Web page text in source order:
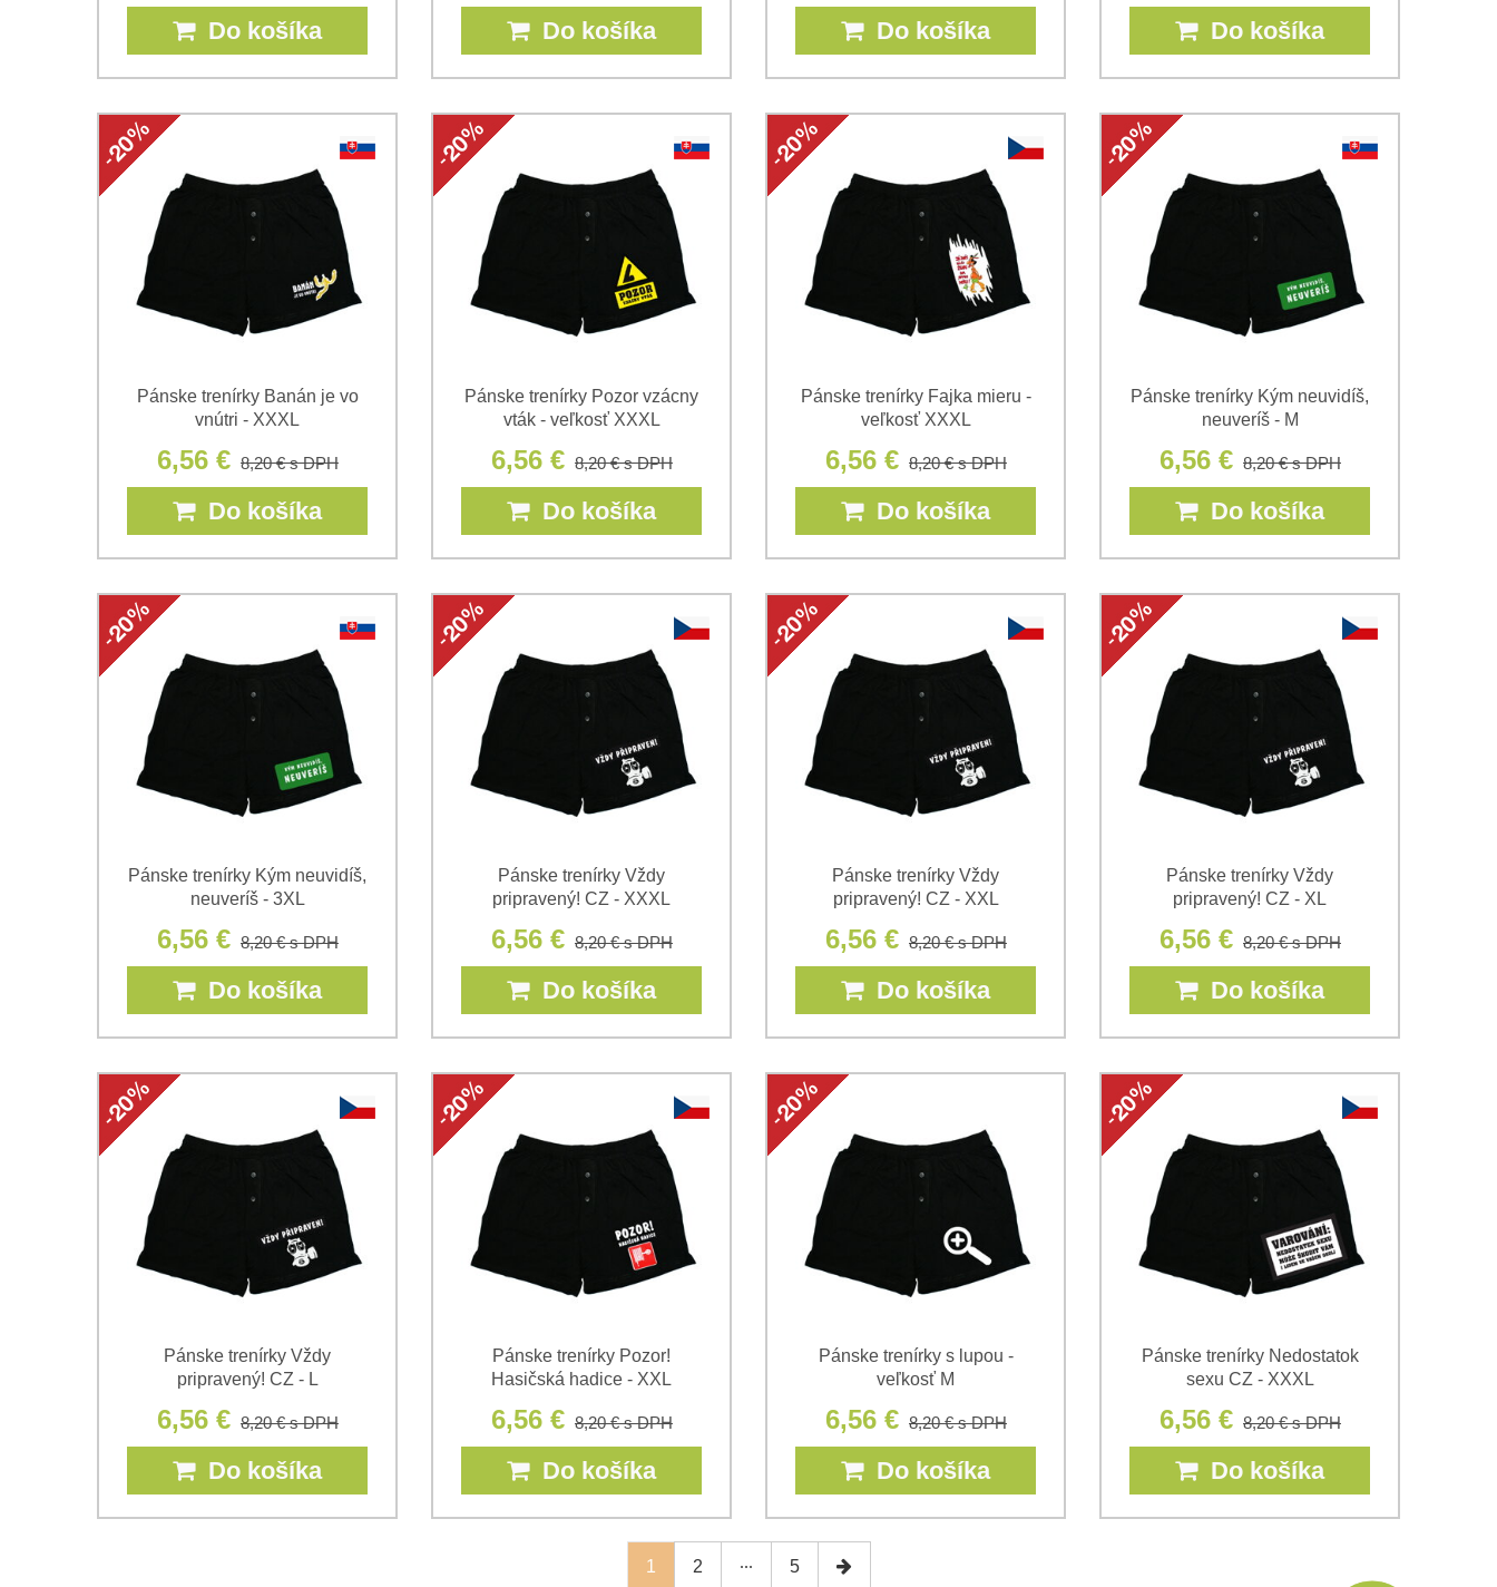
Do košíka Do košíka Do košíka Do košíka
Pánske trenírky Banán je vo
vnútri - XXXL
6,56 € 8,20 €s DPH
Do košíka
Pánske trenírky Pozor vzácny
vták - veľkosť XXXL
6,56 € 8,20 €s DPH
Do košíka
Pánske trenírky Fajka mieru -
veľkosť XXXL
6,56 € 8,20 €s DPH
Do košíka
Pánske trenírky Kým neuvidíš,
neuveríš - M
6,56 € 8,20 €s DPH
Do košíka
Pánske trenírky Kým neuvidíš,
neuveríš - 3XL
6,56 € 8,20 €s DPH
Do košíka
Pánske trenírky Vždy
pripravený! CZ - XXXL
6,56 € 8,20 €s DPH
Do košíka
Pánske trenírky Vždy
pripravený! CZ - XXL
6,56 € 8,20 €s DPH
Do košíka
Pánske trenírky Vždy
pripravený! CZ - XL
6,56 € 8,20 €s DPH
Do košíka
Pánske trenírky Vždy
pripravený! CZ - L
6,56 € 8,20 €s DPH
Do košíka
Pánske trenírky Pozor!
Hasičská hadice - XXL
6,56 € 8,20 €s DPH
Do košíka
Pánske trenírky s lupou -
veľkosť M
6,56 € 8,20 €s DPH
Do košíka
Pánske trenírky Nedostatok
sexu CZ - XXXL
6,56 € 8,20 €s DPH
Do košíka
1 2 5